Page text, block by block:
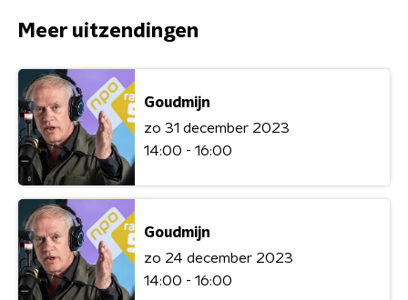
Meer uitzendingen
Goudmijn
zo 31 december 2023
14:00 - 16:00
Goudmijn
zo 24 december 2023
14:00 - 16:00